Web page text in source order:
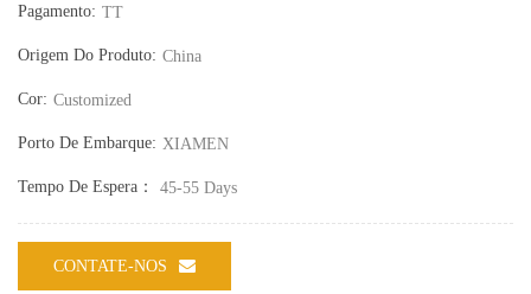
Pagamento: TT
Origem Do Produto: China
Cor: Customized
Porto De Embarque: XIAMEN
Tempo De Espera： 45-55 Days
CONTATE-NOS